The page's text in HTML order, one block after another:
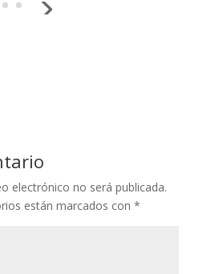
electrónico no será publicada.
están marcados con *